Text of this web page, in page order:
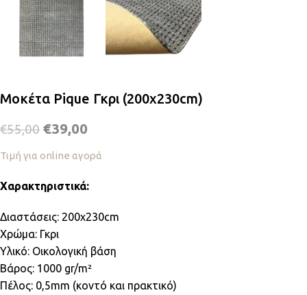
Μοκέτα Pique Γκρι (200x230cm)
€55,00 €39,00
Τιμή για online αγορά
Χαρακτηριστικά:
Διαστάσεις: 200x230cm
Χρώμα: Γκρι
Υλικό: Οικολογική βάση
Βάρος: 1000 gr/m²
Πέλος: 0,5mm (κοντό και πρακτικό)